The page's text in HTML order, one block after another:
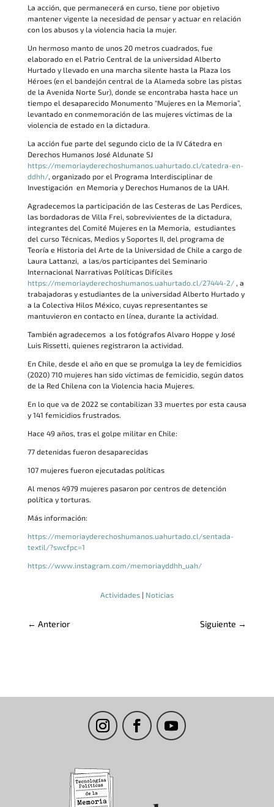
La acción, que permanecerá en curso, tiene por objetivo
mantener vigente la necesidad de pensar y actuar en relación
con los abusos y la violencia hacia la mujer.
Un hermoso manto de unos 20 metros cuadrados, fue
elaborado en el Patrio Central de la universidad Alberto
Hurtado y llevado en una marcha silente hasta la Plaza los
Héroes (en el bandejón central de la Alameda sobre las pistas
de la Avenida Norte Sur), donde se encontraba hasta hace un
tiempo el desaparecido Monumento “Mujeres en la Memoria”,
levantado en conmemoración de las mujeres víctimas de la
violencia de estado en la dictadura.
La acción fue parte del segundo ciclo de la IV Cátedra en
Derechos Humanos José Aldunate SJ
https://memoriayderechoshumanos.uahurtado.cl/catedra-en-
ddhh/, organizado por el Programa Interdisciplinar de
Investigación en Memoria y Derechos Humanos de la UAH.
Agradecemos la participación de las Cesteras de Las Perdices,
las bordadoras de Villa Frei, sobrevivientes de la dictadura,
integrantes del Comité Mujeres en la Memoria, estudiantes
del curso Técnicas, Medios y Soportes II, del programa de
Teoría e Historia del Arte de la Universidad de Chile a cargo de
Laura Lattanzi, a las/os participantes del Seminario
Internacional Narrativas Políticas Difíciles
https://memoriayderechoshumanos.uahurtado.cl/27444-2/, a
trabajadoras y estudiantes de la universidad Alberto Hurtado y
a la Colectiva Hilos México, cuyas representantes se
mantuvieron en contacto en línea, durante la actividad.
También agradecemos a los fotógrafos Alvaro Hoppe y José
Luis Rissetti, quienes registraron la actividad.
En Chile, desde el año en que se promulga la ley de femicidios
(2020) 710 mujeres han sido víctimas de femicidio, según datos
de la Red Chilena con la Violencia hacia Mujeres.
En lo que va de 2022 se contabilizan 33 muertes por esta causa
y 141 femicidios frustrados.
Hace 49 años, tras el golpe militar en Chile:
77 detenidas fueron desaparecidas
107 mujeres fueron ejecutadas políticas
Al menos 4979 mujeres pasaron por centros de detención
política y torturas.
Más información:
https://memoriayderechoshumanos.uahurtado.cl/sentada-
textil/?swcfpc=1
https://www.instagram.com/memoriayddhh_uah/
Actividades| Noticias
← Anterior Siguiente →